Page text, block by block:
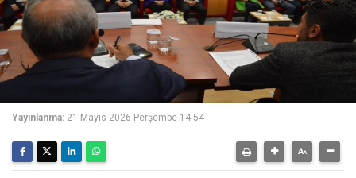
Yayınlanma: 21 Mayıs 2026 Perşembe 14:54